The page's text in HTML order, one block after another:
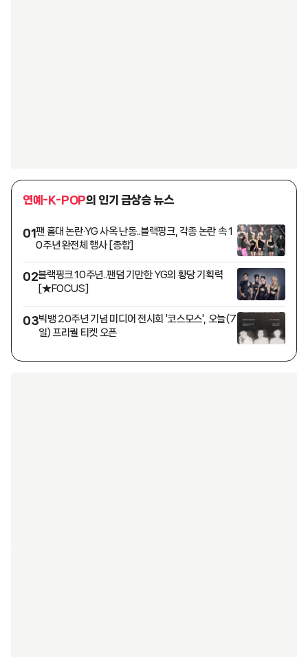
연예-K-POP의 인기 급상승 뉴스
01팬 홀대 논란·YG 사옥 난동..블랙핑크, 각종 논란 속 1
0주년 완전체 행사 [종합]
02블랙핑크 10주년..팬덤 기만한 YG의 황당 기획력
[★FOCUS]
03빅뱅 20주년 기념 미디어 전시회 '코스모스', 오늘(7
일) 프리퀄 티켓 오픈